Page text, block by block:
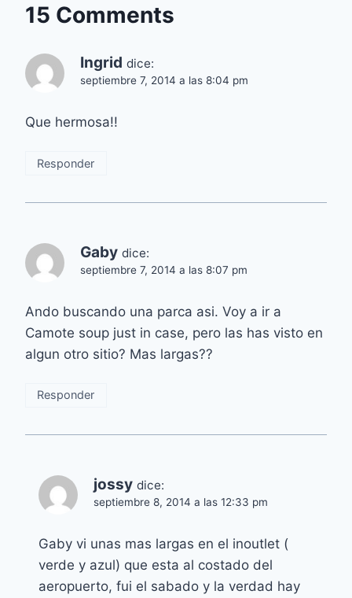
15 Comments
Ingrid dice:
septiembre 7, 2014 a las 8:04 pm
Que hermosa!!
Responder
Gaby dice:
septiembre 7, 2014 a las 8:07 pm
Ando buscando una parca asi. Voy a ir a
Camote soup just in case, pero las has visto en
algun otro sitio? Mas largas??
Responder
jossy dice:
septiembre 8, 2014 a las 12:33 pm
Gaby vi unas mas largas en el inoutlet (
verde y azul) que esta al costado del
aeropuerto, fui el sabado y la verdad hay